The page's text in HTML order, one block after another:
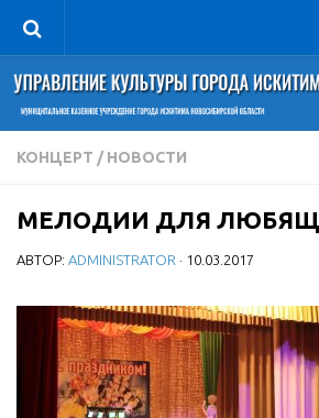
Управление
Руководитель
Сведения об организации
Книга почета культуры
Фотогалерея
Учредительные документы
Правовая база
Противодействие коррупции
КОНЦЕРТ / НОВОСТИ
МЕЛОДИИ ДЛЯ
АВТОР: ADMINISTRATOR · 10.03.2017